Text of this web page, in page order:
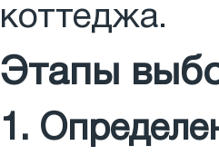
коттеджа.
Этапы
1.